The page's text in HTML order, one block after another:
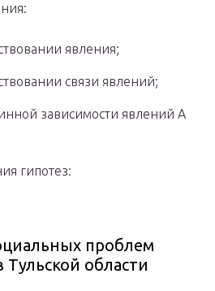
явления;
связи явлений;
зависимости явлений А
гипотез:
проблем
области